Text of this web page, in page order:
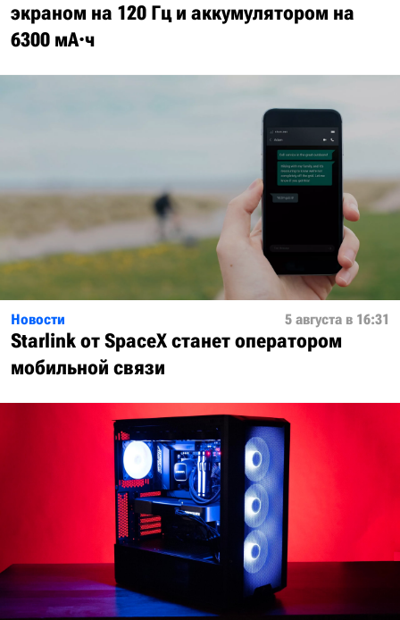
экраном на 120 Гц и аккумулятором на
6300 мА·ч
Новости 5 августа в 16:31
Starlink от SpaceX станет оператором
мобильной связи